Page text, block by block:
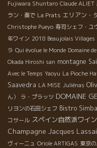
Fujiwara Shuntaro Claude ALIET
ラン・奏で La Prats エリアン・
Christophe Pueyo 寿司シェフ・ユ
年ワイン 2018 Beaujolais Villages
ラ Qui évolue le Monde Domaine
Okada Hiroshi san montagne
Avec le Temps Yaoyu La Pioche
Saavedra LA MISE Juliénas
ん）
ラ・プラッツ DOMAINE
リヨンの石田シェフ Bistro Simba
コサール スペイン自然派ワイ
Champagne Jacques
ヴィーニュ Oriole ARTIGAS 東京